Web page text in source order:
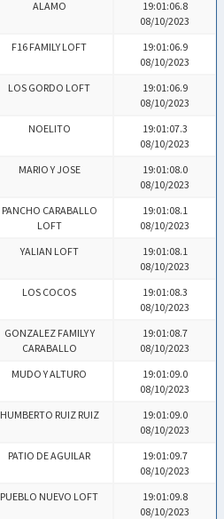
ALAMO
19:01:06.8
08/10/2023
F16 FAMILY LOFT
19:01:06.9
08/10/2023
LOS GORDO LOFT
19:01:06.9
08/10/2023
NOELITO
19:01:07.3
08/10/2023
MARIO Y JOSE
19:01:08.0
08/10/2023
PANCHO CARABALLO
LOFT
19:01:08.1
08/10/2023
YALIAN LOFT
19:01:08.1
08/10/2023
LOS COCOS
19:01:08.3
08/10/2023
GONZALEZ FAMILY Y
CARABALLO
19:01:08.7
08/10/2023
MUDO Y ALTURO
19:01:09.0
08/10/2023
HUMBERTO RUIZ RUIZ
19:01:09.0
08/10/2023
PATIO DE AGUILAR
19:01:09.7
08/10/2023
PUEBLO NUEVO LOFT
19:01:09.8
08/10/2023